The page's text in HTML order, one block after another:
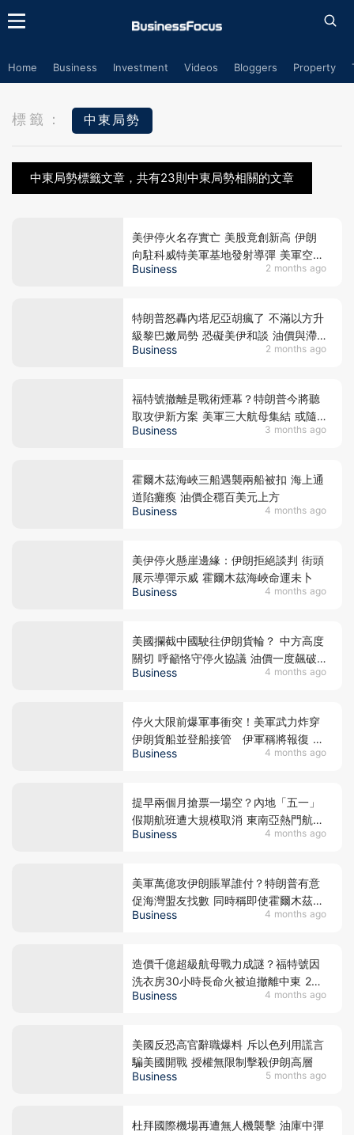
Home Business Investment Videos Bloggers Property
標籤： 中東局勢
中東局勢標籤文章，共有23則中東局勢相關的文章
Business 2 months ago
美伊停火名存實亡 美股竟創新高 伊朗
向駐科威特美軍基地發射導彈 美軍空襲
格什姆島還擊
Business 2 months ago
特朗普怒轟內塔尼亞胡瘋了 不滿以方升
級黎巴嫩局勢 恐礙美伊和談 油價與滯
脹陰霾恐再襲全球
Business 3 months ago
福特號撤離是戰術煙幕？特朗普今將聽
取攻伊新方案 美軍三大航母集結 或隨
時突襲伊朗
Business 4 months ago
霍爾木茲海峽三船遇襲兩船被扣 海上通
道陷癱瘓 油價企穩百美元上方
Business 4 months ago
美伊停火懸崖邊緣：伊朗拒絕談判 街頭
展示導彈示威 霍爾木茲海峽命運未卜
Business 4 months ago
美國攔截中國駛往伊朗貨輪？ 中方高度
關切 呼籲恪守停火協議 油價一度飆破
95美元 恐上試百元大關
Business 4 months ago
停火大限前爆軍事衝突！美軍武力炸穿
伊朗貨船並登船接管 伊軍稱將報復 紐
約期油急彈7%
Business 4 months ago
提早兩個月搶票一場空？內地「五一」
假期航班遭大規模取消 東南亞熱門航線
成重災區
Business 4 months ago
美軍萬億攻伊朗賬單誰付？特朗普有意
促海灣盟友找數 同時稱即使霍爾木茲海
峽關閉亦願停戰
Business 4 months ago
造價千億超級航母戰力成謎？福特號因
洗衣房30小時長命火被迫撤離中東 200
水兵吸入濃煙受傷
Business 5 months ago
美國反恐高官辭職爆料 斥以色列用謊言
騙美國開戰 授權無限制擊殺伊朗高層
杜拜國際機場再遭無人機襲擊 油庫中彈